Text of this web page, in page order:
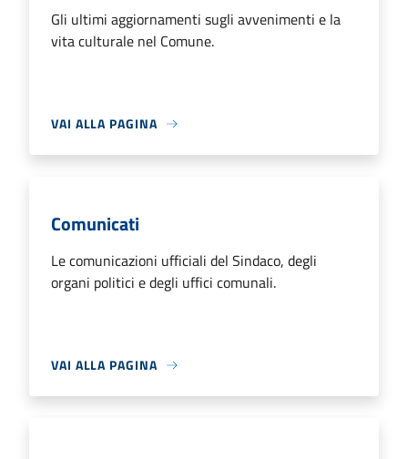
Gli ultimi aggiornamenti sugli avvenimenti e la
vita culturale nel Comune.
VAI ALLA PAGINA
Comunicati
Le comunicazioni ufficiali del Sindaco, degli
organi politici e degli uffici comunali.
VAI ALLA PAGINA